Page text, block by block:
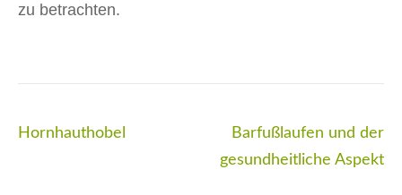
zu betrachten.
Beitragsnavigation
Hornhauthobel
Barfußlaufen und der
gesundheitliche Aspekt